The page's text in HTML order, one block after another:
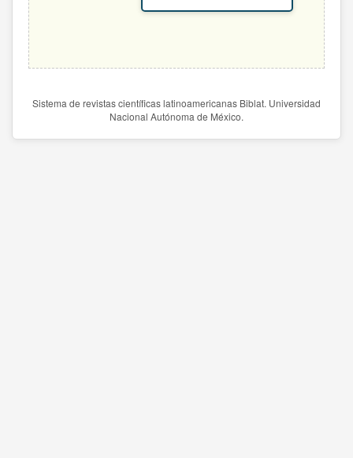
Sistema de revistas científicas latinoamericanas Biblat. Universidad
Nacional Autónoma de México.